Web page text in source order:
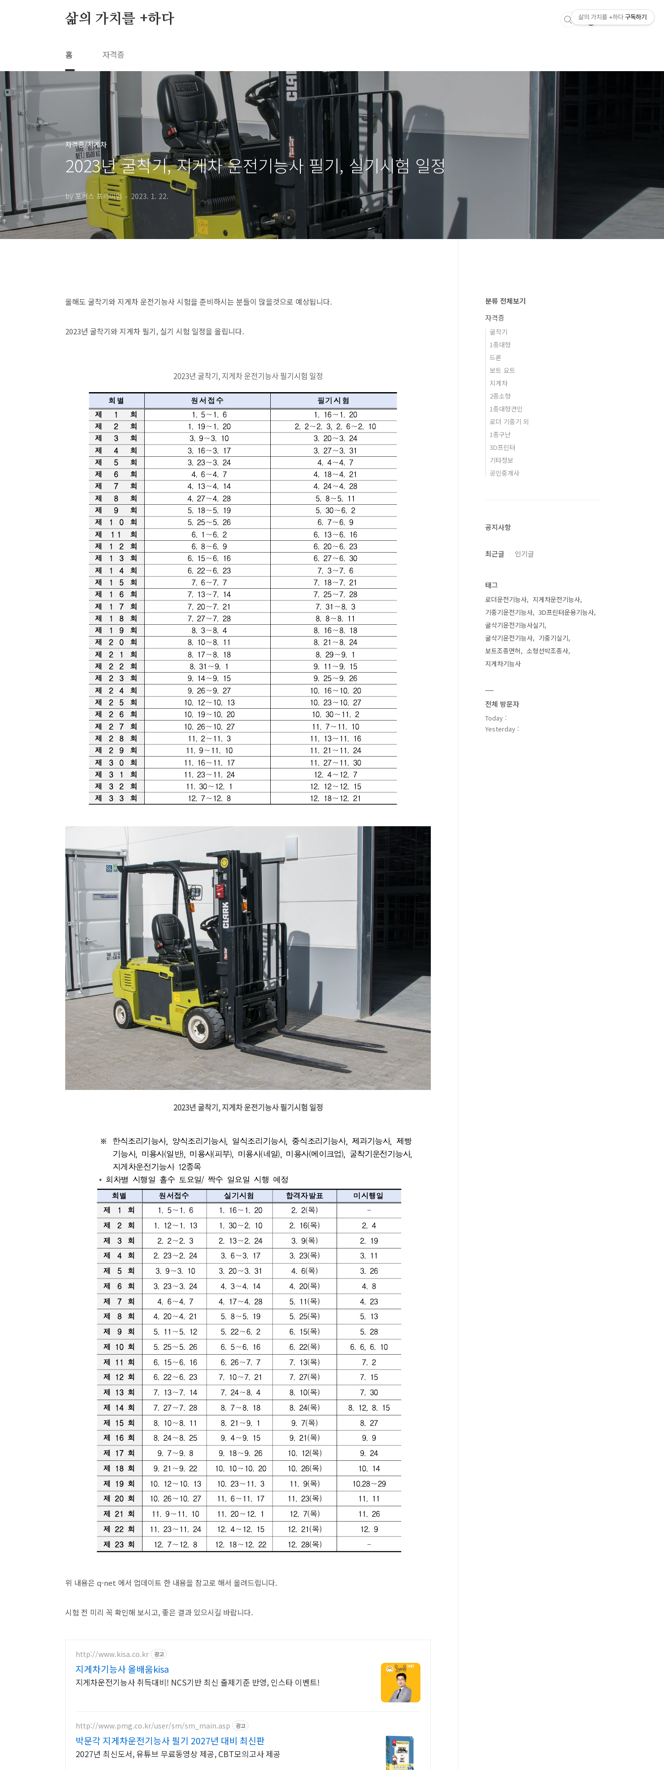
삶의 가치를 +하다
홈 자격증
자격증/지게차
2023년 굴착기, 지게차 운전기능사 필기, 실기시험 일정
by 포커스 프리미엄 2023. 1. 22.
올해도 굴착기와 지게차 운전기능사 시험을 준비하시는 분들이 많을것으로 예상됩니다.
2023년 굴착기와 지게차 필기, 실기 시험 일정을 올립니다.
2023년 굴착기, 지게차 운전기능사 필기시험 일정
2023년 굴착기, 지게차 운전기능사 필기시험 일정
위 내용은 q-net 에서 업데이트 한 내용을 참고로 해서 올려드립니다.
시험 전 미리 꼭 확인해 보시고, 좋은 결과 있으시길 바랍니다.
http://www.kisa.co.kr 광고
지게차기능사 올배움kisa
지게차운전기능사 취득대비! NCS기반 최신 출제기준 반영, 인스타 이벤트!
http://www.pmg.co.kr/user/sm/sm_main.asp 광고
박문각 지게차운전기능사 필기 2027년 대비 최신판
2027년 최신도서, 유튜브 무료동영상 제공, CBT모의고사 제공
분류 전체보기
자격증
굴착기
1종대형
드론
보트 요트
지게차
2종소형
1종대형견인
로더 기중기 외
1종구난
3D프린터
기타정보
공인중개사
공지사항
최근글 인기글
태그
로더운전기능사
지게차운전기능사
기중기운전기능사
3D프린터운용기능사
굴삭기운전기능사실기
굴삭기운전기능사
기중기실기
보트조종면허
소형선박조종사
지게차기능사
전체 방문자
Today :
Yesterday :
삶의 가치를 +하다 구독하기